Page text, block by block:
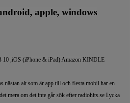
apple, windows
,iOS (iPhone & iPad) Amazon KINDLE
nästan alt som är app till och flesta mobil har en
mera om det inte går sök efter radiohits.se Lycka